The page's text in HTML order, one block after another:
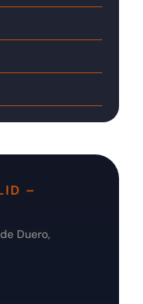
–
Duero,